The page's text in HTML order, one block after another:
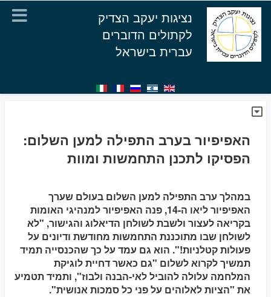
נציגות יעקב הצדיק
לקתולים הדוברים
עברית בישראל
האפיפיור בערב התפילה למען השלום:
הפסיקו לתכנן התחמשות ומוות
במהלך ערב התפילה למען השלום בעולם שערך
האפיפיור ליאו ה-14, פנה האפיפיור למנהיגי האומות
בקריאה לעצור ולשבת לשולחן הדיאלוג והגישור, "לא
לשולחן שבו מתוכננת התחמשות מחודשת ודיונים על
פעולות קטלניות!". הוא גם עמד על כך שהכנסייה תמיד
תמשיך לקרוא לשלום "גם כאשר דחיית לוגיקת
המלחמה עלולה להוביל לאי-הבנה ולבוז", ותמיד תטמיע
את "הציות לאלוהים על פני כל סמכות אנושית".